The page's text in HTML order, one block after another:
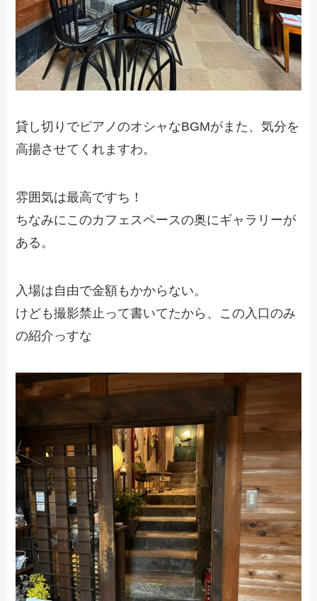
貸し切りでピアノのオシャなBGMがまた、気分を
高揚させてくれますわ。
雰囲気は最高ですち！
ちなみにこのカフェスペースの奥にギャラリーが
ある。
入場は自由で金額もかからない。
けども撮影禁止って書いてたから、この入口のみ
の紹介っすな